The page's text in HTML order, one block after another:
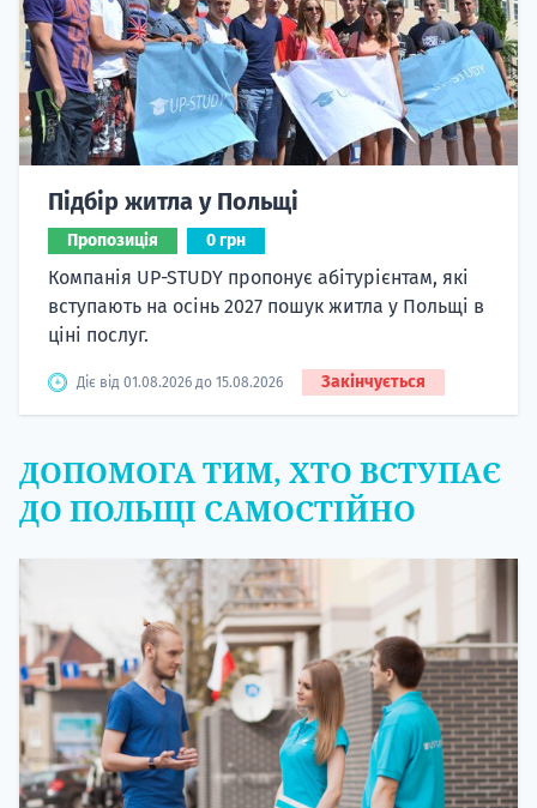
Підбір житла у Польщі
Пропозиція 0 грн
Компанія UP-STUDY пропонує абітурієнтам, які
вступають на осінь 2027 пошук житла у Польщі в
ціні послуг.
Діє від 01.08.2026 до 15.08.2026 Закінчується
ДОПОМОГА ТИМ, ХТО ВСТУПАЄ
ДО ПОЛЬЩІ САМОСТІЙНО